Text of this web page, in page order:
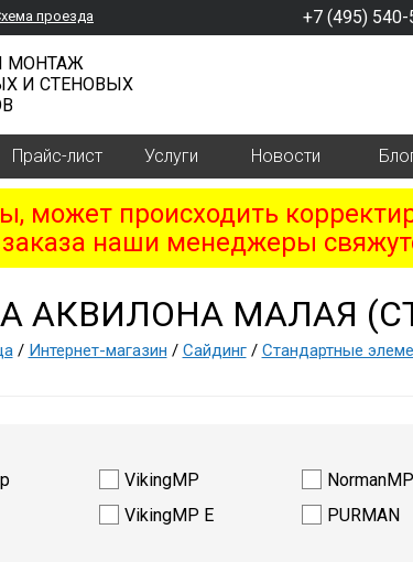
проезда +7 (495)
МОНТАЖ
И СТЕНОВЫХ
Прайс-лист Услуги Новости
может происходить
наши менеджеры
АКВИЛОНА МАЛАЯ
/ Интернет-магазин / Сайдинг/ Стандартные
VikingMP NormanMP
VikingMP E PURMAN